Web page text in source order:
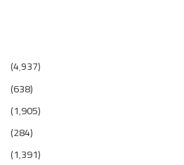
(4٬937)
(638)
(1٬905)
(284)
(1٬391)